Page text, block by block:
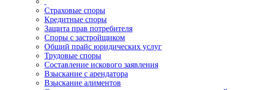
Страховые споры
Кредитные споры
Защита прав потребителя
Споры с застройщиком
Общий прайс юридических услуг
Трудовые споры
Составление искового заявления
Взыскание с арендатора
Взыскание алиментов